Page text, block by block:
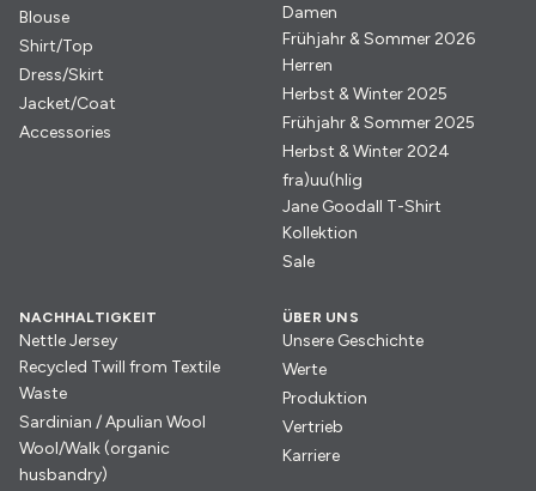
Blouse
Shirt/Top
Dress/Skirt
Jacket/Coat
Accessories
Damen
Frühjahr & Sommer 2026
Herren
Herbst & Winter 2025
Frühjahr & Sommer 2025
Herbst & Winter 2024
fra)uu(hlig
Jane Goodall T-Shirt
Kollektion
Sale
NACHHALTIGKEIT
Nettle Jersey
Recycled Twill from Textile
Waste
Sardinian / Apulian Wool
Wool/Walk (organic
husbandry)
ÜBER UNS
Unsere Geschichte
Werte
Produktion
Vertrieb
Karriere